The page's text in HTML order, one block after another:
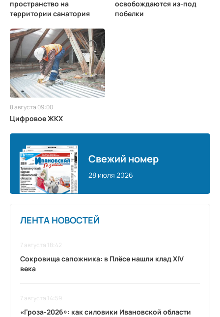
пространство на
территории санатория
освобождаются из-под
побелки
8 августа 09:00
Цифровое ЖКХ
Свежий номер
28 июля 2026
ЛЕНТА НОВОСТЕЙ
7 августа 18:42
Сокровища сапожника: в Плёсе нашли клад XIV
века
7 августа 14:59
«Гроза-2026»: как силовики Ивановской области